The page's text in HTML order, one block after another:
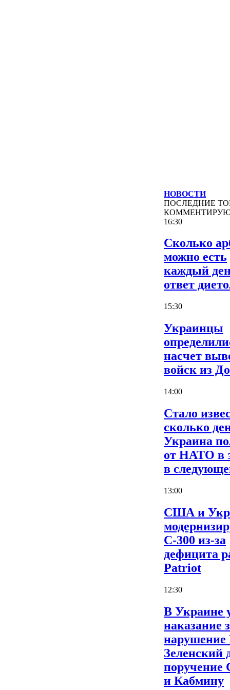
НОВОСТИ
ПОСЛЕДНИЕ
16:30
Сколько
можно есть
каждый
ответ
15:30
Украинцы
насчет
войск из
14:00
Стало
сколько
Украина
от НАТО в
в
13:00
США и
С-300 из-за
дефицита
Patriot
12:30
В Украине
наказание
Зеленский
и Кабмину